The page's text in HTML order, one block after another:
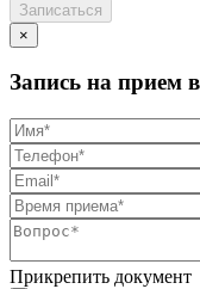
×
Запись на прием
Прикрепить документ